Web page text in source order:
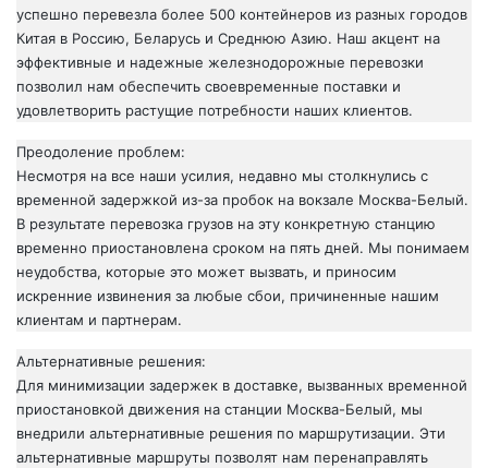
успешно перевезла более 500 контейнеров из разных городов
Китая в Россию, Беларусь и Среднюю Азию. Наш акцент на
эффективные и надежные железнодорожные перевозки
позволил нам обеспечить своевременные поставки и
удовлетворить растущие потребности наших клиентов.
Преодоление проблем:
Несмотря на все наши усилия, недавно мы столкнулись с
временной задержкой из-за пробок на вокзале Москва-Белый.
В результате перевозка грузов на эту конкретную станцию
временно приостановлена сроком на пять дней. Мы понимаем
неудобства, которые это может вызвать, и приносим
искренние извинения за любые сбои, причиненные нашим
клиентам и партнерам.
Альтернативные решения:
Для минимизации задержек в доставке, вызванных временной
приостановкой движения на станции Москва-Белый, мы
внедрили альтернативные решения по маршрутизации. Эти
альтернативные маршруты позволят нам перенаправлять